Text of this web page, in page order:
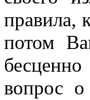
правила,
потом
вопрос